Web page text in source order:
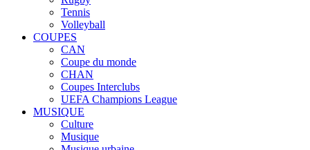
Tennis
Volleyball
COUPES
CAN
Coupe du monde
CHAN
Coupes Interclubs
UEFA Champions League
MUSIQUE
Culture
Musique